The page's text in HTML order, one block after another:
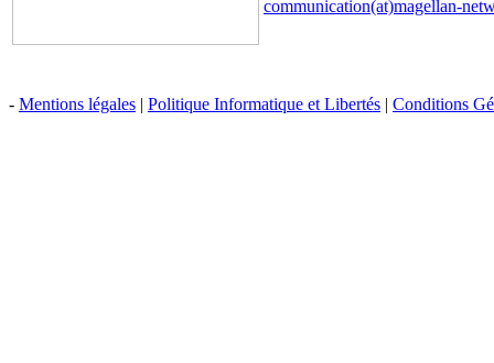
communication(at)magellan-
- Mentions légales | Politique Informatique et Libertés | Conditions